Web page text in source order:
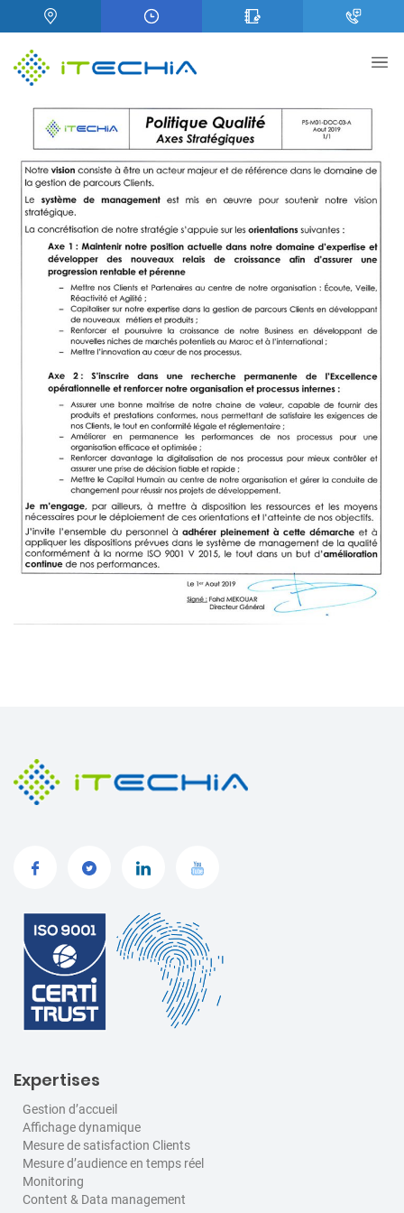
Expertises
Gestion d’accueil
Affichage dynamique
Mesure de satisfaction Clients
Mesure d’audience en temps réel
Monitoring
Content & Data management